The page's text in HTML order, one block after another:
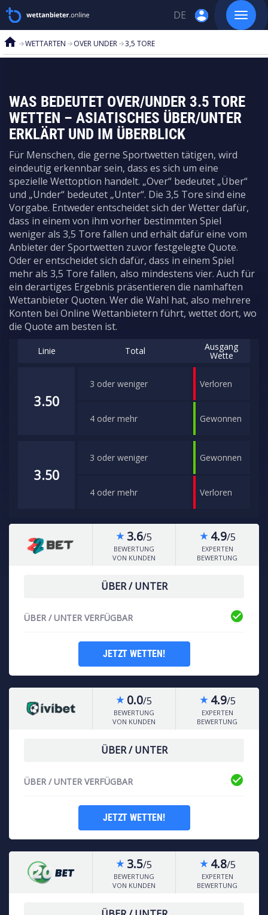
Skip
to
DE
-->
-->
account_circle
Toggle
home WETTARTEN OVER UNDER 3,5 TORE
WAS BEDEUTET OVER/UNDER 3.5 TORE
WETTEN – ASIATISCHES ÜBER/UNTER
ERKLÄRT UND IM ÜBERBLICK
Für Menschen, die gerne Sportwetten tätigen, wird
eindeutig erkennbar sein, dass es sich um eine
spezielle Wettoption handelt. „Over“ bedeutet „Über“
und „Under“ bedeutet „Unter“. Die 3,5 Tore sind eine
Vorgabe. Entweder entscheidet sich der Wetter dafür,
dass in einem von ihm vorher bestimmten Spiel
weniger als 3,5 Tore fallen und erhält dafür eine vom
Anbieter der Sportwetten zuvor festgelegte Quote.
Oder er entscheidet sich dafür, dass in einem Spiel
mehr als 3,5 Tore fallen, also mindestens vier. Auch für
ein derartiges Ergebnis präsentieren die namhaften
Wettanbieter Quoten. Wer die Wahl hat, also mehrere
Konten bei Online Wettanbietern führt, wettet dort, wo
die Quote am besten ist.
star_rate 3.6/5
BEWERTUNG
VON KUNDEN
star_rate 4.9/5
EXPERTEN
BEWERTUNG
ÜBER / UNTER
ÜBER / UNTER VERFÜGBAR check_circle
JETZT WETTEN!
star_rate 0.0/5
BEWERTUNG
VON KUNDEN
star_rate 4.9/5
EXPERTEN
BEWERTUNG
ÜBER / UNTER
ÜBER / UNTER VERFÜGBAR check_circle
JETZT WETTEN!
star_rate 3.5/5
BEWERTUNG
VON KUNDEN
star_rate 4.8/5
EXPERTEN
BEWERTUNG